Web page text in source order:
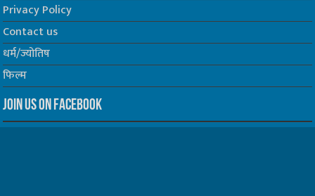
Privacy Policy
Contact us
धर्म/ज्योतिष
फिल्म
Join us on Facebook